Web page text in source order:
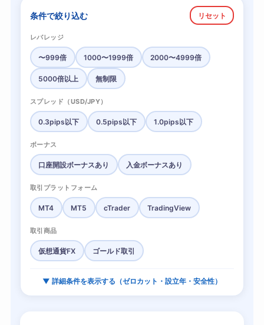
条件で絞り込む リセット
レバレッジ
〜999倍 1000〜1999倍 2000〜4999倍
5000倍以上 無制限
スプレッド（USD/JPY）
0.3pips以下 0.5pips以下 1.0pips以下
ボーナス
口座開設ボーナスあり 入金ボーナスあり
取引プラットフォーム
MT4 MT5 cTrader TradingView
取引商品
仮想通貨FX ゴールド取引
▼ 詳細条件を表示する（ゼロカット・設立年・安全性）